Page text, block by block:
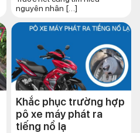
nguyên nhân […]
Khắc phục trường hợp
pô xe máy phát ra
tiếng nổ lạ